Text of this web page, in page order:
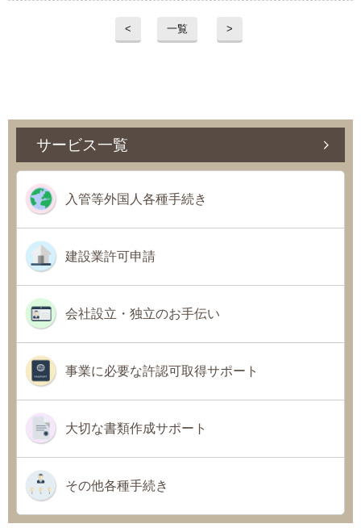
< 一覧 >
サービス一覧
入管等外国人各種手続き
建設業許可申請
会社設立・独立のお手伝い
事業に必要な許認可取得サポート
大切な書類作成サポート
その他各種手続き